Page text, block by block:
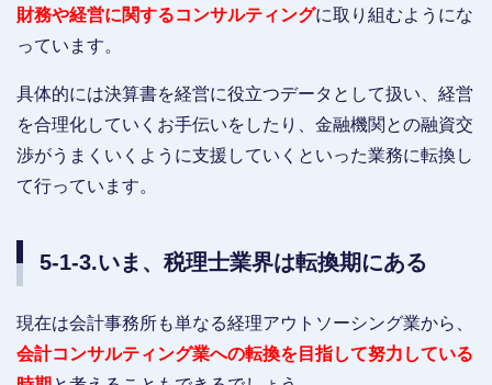
財務や経営に関するコンサルティングに取り組むようにな
っています。
具体的には決算書を経営に役立つデータとして扱い、経営
を合理化していくお手伝いをしたり、金融機関との融資交
渉がうまくいくように支援していくといった業務に転換し
て行っています。
5-1-3.いま、税理士業界は転換期にある
現在は会計事務所も単なる経理アウトソーシング業から、
会計コンサルティング業への転換を目指して努力している